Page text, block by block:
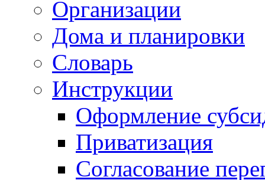
Организации
Дома и планировки
Словарь
Инструкции
Оформление
Приватизация
Согласование